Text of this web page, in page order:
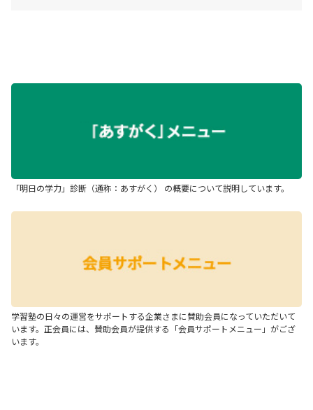
「明日の学力」診断（通称：あすがく） の概要について説明しています。
学習塾の日々の運営をサポートする企業さまに賛助会員になっていただいて
います。正会員には、賛助会員が提供する「会員サポートメニュー」がござ
います。